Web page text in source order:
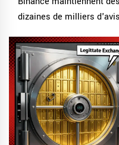
dizaines de milliers